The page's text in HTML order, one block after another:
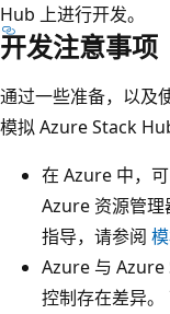
Hub 上进行开发。
开发注意事项
通过一些准备，以及
模拟 Azure Stack
在 Azure 中，
Azure 资源管理
指导，请参阅
Azure 与 Azure
控制存在差异。